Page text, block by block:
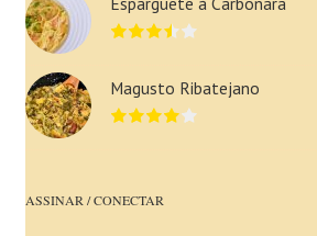
Magusto Ribatejano
ASSINAR / CONECTAR